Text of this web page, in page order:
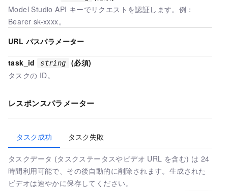
Model Studio API キーでリクエストを認証します。例：
Bearer sk-xxxx。
URL パスパラメーター
task_id string
(必須)
タスクの ID。
レスポンスパラメーター
タスク成功 タスク失敗
タスクデータ (タスクステータスやビデオ URL を含む) は 24
時間利用可能で、その後自動的に削除されます。生成された
ビデオは速やかに保存してください。